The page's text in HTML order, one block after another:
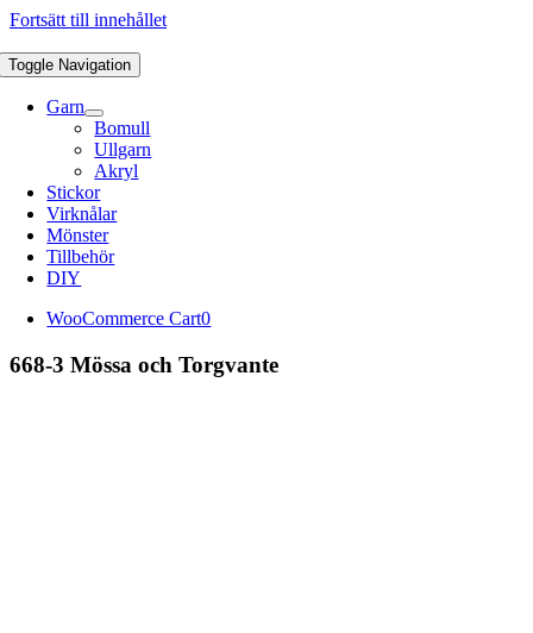
Fortsätt till innehållet
Toggle Navigation
Garn
Bomull
Ullgarn
Akryl
Stickor
Virknålar
Mönster
Tillbehör
DIY
WooCommerce Cart0
668-3 Mössa och Torgvante